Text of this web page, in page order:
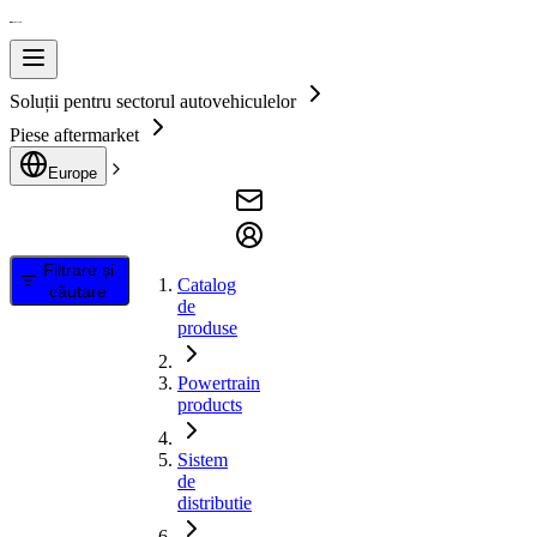
Soluții pentru sectorul autovehiculelor
Piese aftermarket
Europe
Filtrare și
căutare
Catalog
de
produse
Powertrain
products
Sistem
de
distributie